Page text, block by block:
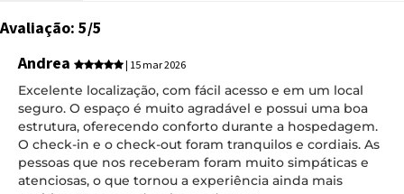
Avaliação: 5/5
Andrea
| 15 mar 2026
Excelente localização, com fácil acesso e em um local
seguro. O espaço é muito agradável e possui uma boa
estrutura, oferecendo conforto durante a hospedagem.
O check-in e o check-out foram tranquilos e cordiais. As
pessoas que nos receberam foram muito simpáticas e
atenciosas, o que tornou a experiência ainda mais